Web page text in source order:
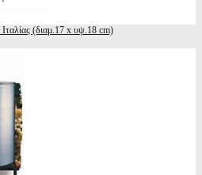
(διαμ.17 x υψ.18 cm)